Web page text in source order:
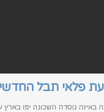
פלאי תבל
נוסדה השכונה יפו בארץ